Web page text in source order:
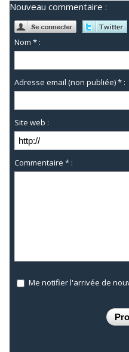
Nouveau commentaire :
Nom * :
Adresse email (non publiée) * :
Site web :
Commentaire * :
Me notifier l'arrivée de